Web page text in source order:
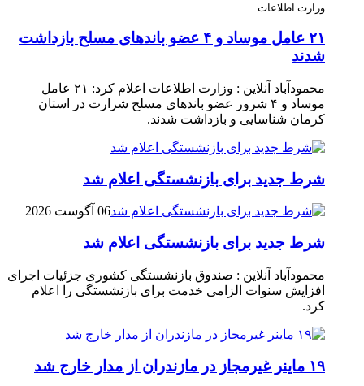
وزارت اطلاعات:
۲۱ عامل موساد و ۴ عضو باند‌های مسلح بازداشت
شدند
محمودآباد آنلاین : وزارت اطلاعات اعلام کرد: ۲۱ عامل
موساد و ۴ شرور عضو باند‌های مسلح شرارت در استان
کرمان شناسایی و بازداشت شدند.
شرط جدید برای بازنشستگی اعلام شد
06 آگوست 2026
شرط جدید برای بازنشستگی اعلام شد
محمودآباد آنلاین : صندوق بازنشستگی کشوری جزئیات اجرای
افزایش سنوات الزامی خدمت برای بازنشستگی را اعلام
کرد.
۱۹ ماینر غیرمجاز در مازندران از مدار خارج شد